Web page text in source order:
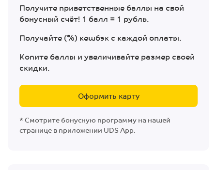
Получите приветственные баллы на свой
бонусный счёт! 1 балл = 1 рубль.
Получайте (%) кешбэк с каждой оплаты.
Копите баллы и увеличивайте размер своей
скидки.
Оформить карту
* Смотрите бонусную программу на нашей
странице в приложении UDS App.